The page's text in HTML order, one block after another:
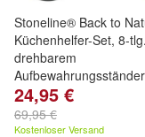
Stoneline® Back to
Küchenhelfer-Set, 8-
drehbarem
Aufbewahrungsständer
24,95 €
69,95 €
Kostenloser Versand